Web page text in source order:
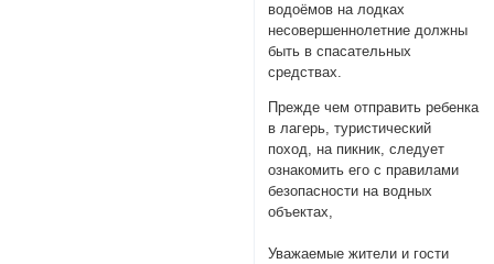
водоёмов на лодках
несовершеннолетние должны
быть в спасательных
средствах.
Прежде чем отправить ребенка
в лагерь, туристический
поход, на пикник, следует
ознакомить его с правилами
безопасности на водных
объектах,
Уважаемые жители и гости